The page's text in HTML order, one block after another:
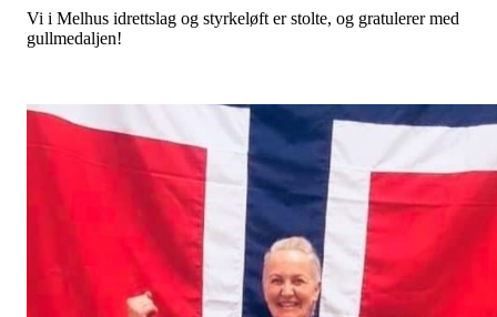
Vi i Melhus idrettslag og styrkeløft er stolte, og gratulerer med
gullmedaljen!